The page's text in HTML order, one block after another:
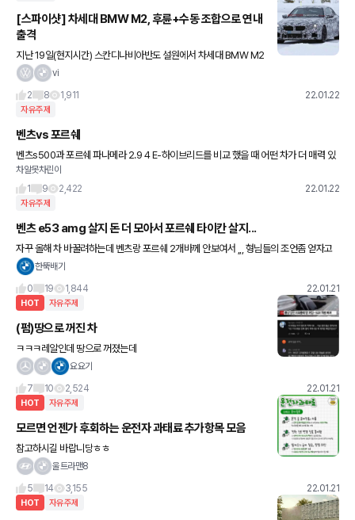
[스파이샷] 차세대 BMW M2, 후륜+수동 조합으로 연내
출격
지난 19일(현지시간) 스칸디나비아반도 설원에서 차세대 BMW M2
시험주행 차량이 목격됐다. 이날 포착된 모델은 이전에 포착된 모델
vi
2
8 1,911 22.01.22
자유주제
벤츠vs 포르쉐
벤츠s500과 포르쉐 파나메라 2.9 4 E-하이브리드를 비교 했을 때 어떤 차가 더 매력 있
나요 이전 차량은 s350 입니다.
차알못차린이
1
9 2,422 22.01.22
자유주제
벤츠 e53 amg 살지 돈 더 모아서 포르쉐 타이칸 살지...
자꾸 올해 차 바꿀려하는데 벤츠랑 포르쉐 2개바께 안보여서 ,,, 형님들의 조언좀 얻자고
합니다 가격은 더 낮추고 다른차 추천해주셔도 감사합니다 흑흑 차알못이라 부탁드려요
한뚝배기
0
19 1,844 22.01.21
HOT 자유주제
(펌)땅으로 꺼진 차
ㅋㅋㅋ레알인데 땅으로 꺼졌는데
요요기
7
10 2,524 22.01.21
HOT 자유주제
모르면 언젠가 후회하는 운전자 과태료 추가항목 모음
참고하시길 바랍니당ㅎㅎ
울트라맨8
5
14 3,155 22.01.21
HOT 자유주제